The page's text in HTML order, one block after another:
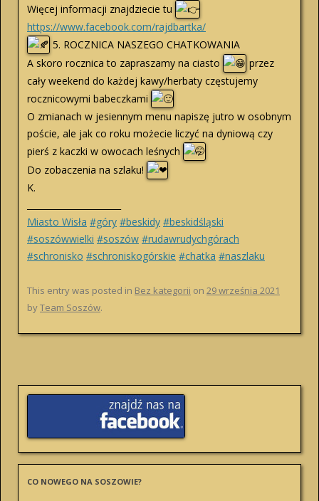
Więcej informacji znajdziecie tu
https://www.facebook.com/rajdbartka/
5. ROCZNICA NASZEGO CHATKOWANIA
A skoro rocznica to zapraszamy na ciasto
przez
cały weekend do każdej kawy/herbaty częstujemy
rocznicowymi babeczkami
O zmianach w jesiennym menu napiszę jutro w osobnym
poście, ale jak co roku możecie liczyć na dyniową czy
pierś z kaczki w owocach leśnych
Do zobaczenia na szlaku!
K.
Miasto Wisła #góry #beskidy #beskidśląski
#soszówwielki #soszów #rudawrudychgórach
#schronisko #schroniskogórskie #chatka #naszlaku
This entry was posted in Bez kategorii on 29 września 2021
byTeam Soszów.
CO NOWEGO NA SOSZOWIE?